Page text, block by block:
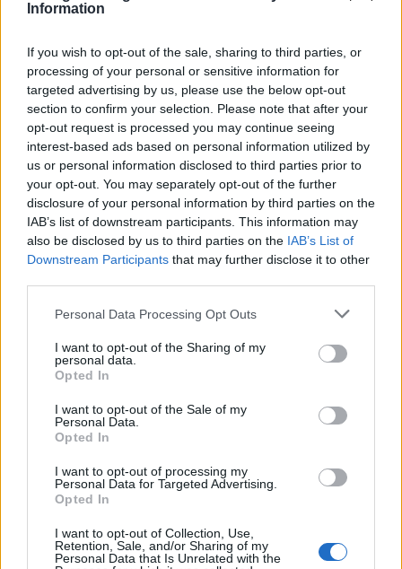
Information
If you wish to opt-out of the sale, sharing to third parties, or
processing of your personal or sensitive information for
targeted advertising by us, please use the below opt-out
section to confirm your selection. Please note that after your
opt-out request is processed you may continue seeing
interest-based ads based on personal information utilized by
us or personal information disclosed to third parties prior to
your opt-out. You may separately opt-out of the further
disclosure of your personal information by third parties on the
IAB’s list of downstream participants. This information may
also be disclosed by us to third parties on the IAB’s List of
Downstream Participants that may further disclose it to other
Please note that this website/app uses one or more Google
not limited to your visit or usage behaviour. You may click to
grant or deny consent to Google and its third-party tags to
use your data for below specified purposes in below Google
consent section.
Personal Data Processing Opt Outs
I want to opt-out of the Sharing of my
personal data.
Opted In
I want to opt-out of the Sale of my
Personal Data.
Opted In
I want to opt-out of processing my
Personal Data for Targeted Advertising.
Opted In
I want to opt-out of Collection, Use,
Retention, Sale, and/or Sharing of my
Personal Data that Is Unrelated with the
#WeAreOlympiacos
#TogetherWeFight
pic.twitter.com/
— Olympiacos B.C.
(@Olympiacos_BC)
March 26, 2026
Διάβασε όλα τατελευταία νέατης αθλητικής
επικαιρότητας. Μάθε για όλους τους
live αγώνες σήμερα
εβδομάδας μέσα από το υπερπλήρες Πρόγραμμα TV του
Gazzetta. Ακολούθησέ μας και στο
Google News